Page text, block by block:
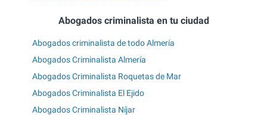
Abogados criminalista en tu ciudad
Abogados criminalista de todo Almería
Abogados Criminalista Almería
Abogados Criminalista Roquetas de Mar
Abogados Criminalista El Ejido
Abogados Criminalista Níjar